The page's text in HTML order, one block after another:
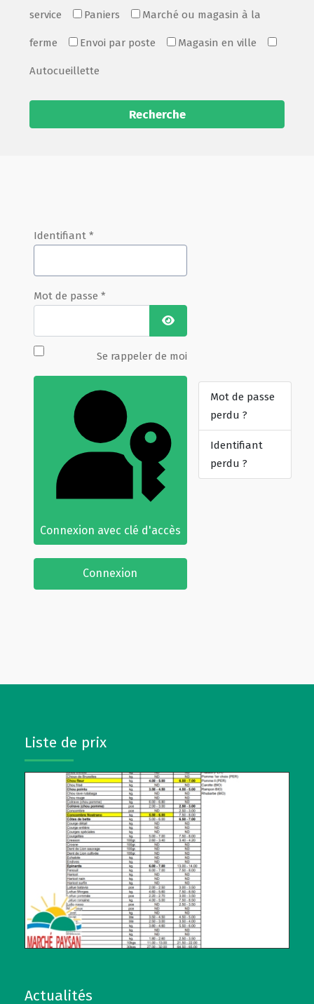
service Paniers Marché ou magasin à la
ferme Envoi par poste Magasin en ville
Autocueillette
Recherche
Liste de prix
Actualités
Identifiant *
Mot de passe *
Afficher le mot de passe
Se rappeler de moi
Connexion avec clé d'accès
Connexion
Mot de passe
perdu ?
Identifiant
perdu ?